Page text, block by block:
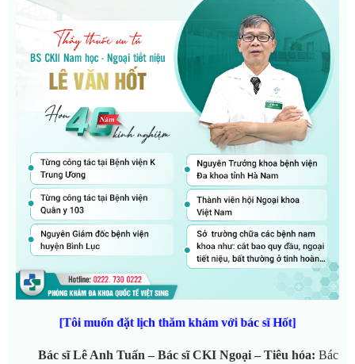
[Tôi muốn đặt lịch thăm khám với bác sĩ Hốt]
Bác sĩ Lê Anh Tuấn – Bác sĩ CKI Ngoại – Tiêu hóa: Bác